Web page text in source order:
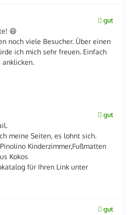
gut
😄
noch viele Besucher. Über einen
ich mich sehr freuen. Einfach
anklicken.
gut
meine Seiten, es lohnt sich.
Kinderzimmer,Fußmatten
Kokos
für Ihren Link unter
gut